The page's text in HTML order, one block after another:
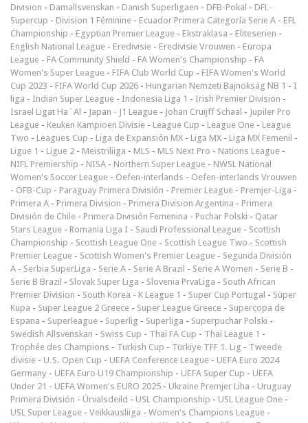
Division - Damallsvenskan - Danish Superligaen - DFB-Pokal - DFL-
Supercup - Division 1 Féminine - Ecuador Primera Categoría Serie A - EFL
Championship - Egyptian Premier League - Ekstraklasa - Eliteserien -
English National League - Eredivisie - Eredivisie Vrouwen - Europa
League - FA Community Shield - FA Women's Championship - FA
Women's Super League - FIFA Club World Cup - FIFA Women's World
Cup 2023 - FIFA World Cup 2026 - Hungarian Nemzeti Bajnokság NB 1 - I
liga - Indian Super League - Indonesia Liga 1 - Irish Premier Division -
Israel Ligat Ha`Al - Japan - J1 League - Johan Cruijff Schaal - Jupiler Pro
League - Keuken Kampioen Divisie - League Cup - League One - League
Two - Leagues Cup - Liga de Expansión MX - Liga MX - Liga MX Femenil -
Ligue 1 - Ligue 2 - Meistriliiga - MLS - MLS Next Pro - Nations League -
NIFL Premiership - NISA - Northern Super League - NWSL National
Women's Soccer League - Oefen-interlands - Oefen-interlands Vrouwen
- ÖFB-Cup - Paraguay Primera División - Premier League - Premjer-Liga -
Primera A - Primera Division - Primera Division Argentina - Primera
División de Chile - Primera División Femenina - Puchar Polski - Qatar
Stars League - Romania Liga I - Saudi Professional League - Scottish
Championship - Scottish League One - Scottish League Two - Scottish
Premier League - Scottish Women's Premier League - Segunda División
A - Serbia SuperLiga - Serie A - Serie A Brazil - Serie A Women - Serie B -
Serie B Brazil - Slovak Super Liga - Slovenia PrvaLiga - South African
Premier Division - South Korea - K League 1 - Super Cup Portugal - Süper
Kupa - Super League 2 Greece - Super League Greece - Supercopa de
Espana - Superleague - Superlig - Superliga - Superpuchar Polski -
Swedish Allsvenskan - Swiss Cup - Thai FA Cup - Thai League 1 -
Trophée des Champions - Turkish Cup - Türkiye TFF 1. Lig - Tweede
divisie - U.S. Open Cup - UEFA Conference League - UEFA Euro 2024
Germany - UEFA Euro U19 Championship - UEFA Super Cup - UEFA
Under 21 - UEFA Women's EURO 2025 - Ukraine Premjer Liha - Uruguay
Primera División - Úrvalsdeild - USL Championship - USL League One -
USL Super League - Veikkausliiga - Women's Champions League -